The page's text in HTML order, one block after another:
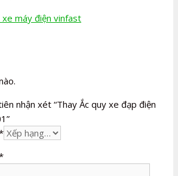
xe máy điện vinfast
nhận xét “Thay Ắc quy xe đạp điện